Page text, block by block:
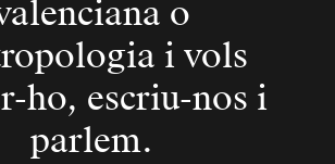
o
i vols
ho, escriu-nos i
parlem.